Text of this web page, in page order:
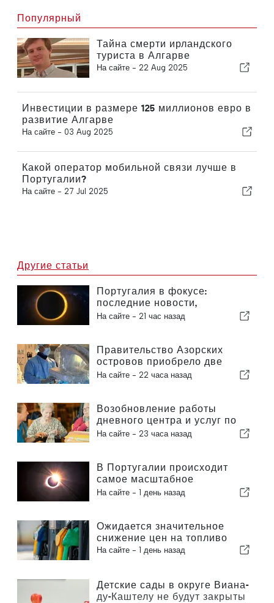
Популярный
Тайна смерти ирландского
туриста в Алгарве
На сайте - 22 Aug 2025
Инвестиции в размере 125 миллионов евро в
развитие Алгарве
На сайте - 03 Aug 2025
Какой оператор мобильной связи лучше в
Португалии?
На сайте - 27 Jul 2025
Другие статьи
Португалия в фокусе:
последние новости,
актуальные события из мира
заголовки
На сайте - 21 час назад
Правительство Азорских
островов приобрело две
новые системы для
На сайте - 22 часа назад
Возобновление работы
дневного центра и услуг по
оказанию помощи на дому в
На сайте - 23 часа назад
В Португалии происходит
самое масштабное
солнечное затмение столетия
На сайте - 1 день назад
Ожидается значительное
снижение цен на топливо
На сайте - 1 день назад
Детские сады в округе Виана-
ду-Каштелу не будут закрыты